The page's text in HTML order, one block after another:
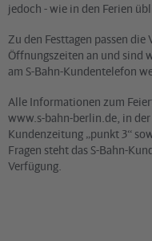
jedoch - wie in den Ferien
Zu den Festtagen passen
Öffnungszeiten an und sind
am S-Bahn-Kundentelefon
Alle Informationen zum
www.s-bahn-berlin.de, in der
Kundenzeitung „punkt 3“
Fragen steht das S-Bahn-
Verfügung.